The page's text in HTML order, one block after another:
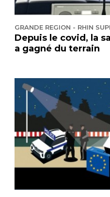
GRANDE REGION - RHIN
Depuis le covid, la
a gagné du terrain